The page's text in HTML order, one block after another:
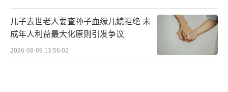
儿子去世老人要查孙子血缘儿媳拒绝 未
成年人利益最大化原则引发争议
2026-08-09 13:56:02